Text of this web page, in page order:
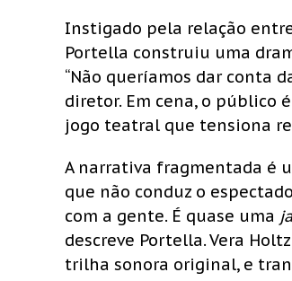
Instigado pela relação
Portella construiu uma
“Não queríamos dar conta
diretor. Em cena, o público
jogo teatral que tensiona
A narrativa fragmentada é
que não conduz o
com a gente. É quase uma
descreve Portella. Vera
trilha sonora original, e